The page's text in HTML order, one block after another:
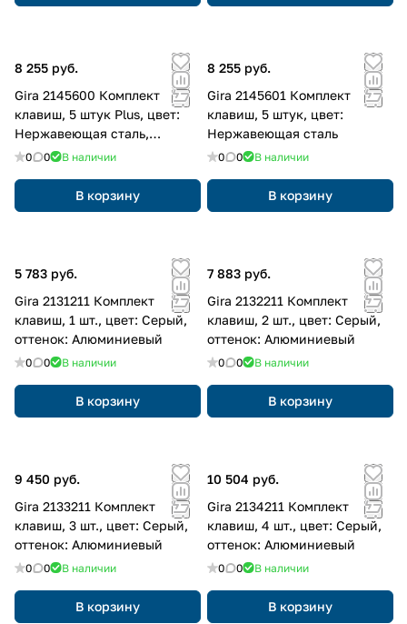
8 255 руб.
Gira 2145600 Комплект
клавиш, 5 штук Plus, цвет:
Нержавеющая сталь,
оттенок: Прозрачный
0 0 В наличии
В корзину
8 255 руб.
Gira 2145601 Комплект
клавиш, 5 штук, цвет:
Нержавеющая сталь
0 0 В наличии
В корзину
5 783 руб.
Gira 2131211 Комплект
клавиш, 1 шт., цвет: Серый,
оттенок: Алюминиевый
0 0 В наличии
В корзину
7 883 руб.
Gira 2132211 Комплект
клавиш, 2 шт., цвет: Серый,
оттенок: Алюминиевый
0 0 В наличии
В корзину
9 450 руб.
Gira 2133211 Комплект
клавиш, 3 шт., цвет: Серый,
оттенок: Алюминиевый
0 0 В наличии
В корзину
10 504 руб.
Gira 2134211 Комплект
клавиш, 4 шт., цвет: Серый,
оттенок: Алюминиевый
0 0 В наличии
В корзину